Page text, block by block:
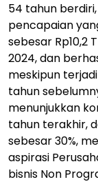
54 tahun
pencapaian
sebesar Rp10,2
2024, dan
meskipun
tahun
menunjukkan
tahun terakhir,
sebesar 30%,
aspirasi
bisnis Non